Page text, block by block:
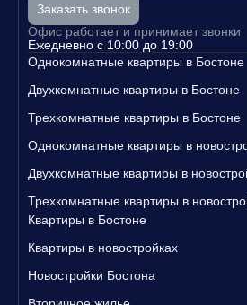
Заказать звонок
Офис работает и принимает звонки
Ежедневно с 10:00 до 19:00
Однокомнатные квартиры в Бостоне
Двухкомнатные квартиры в Бостоне
Трехкомнатные квартиры в Бостоне
Однокомнатные квартиры в
Двухкомнатные квартиры в
Трехкомнатные квартиры в
Квартиры в Бостоне
Квартиры в новостройках
Новостройки Бостона